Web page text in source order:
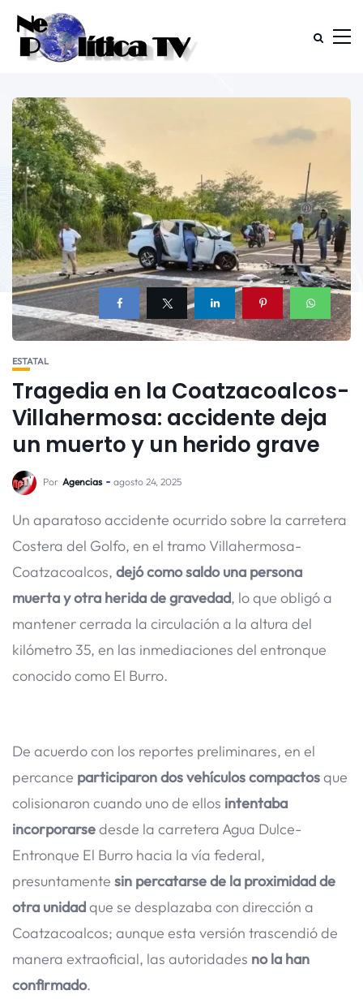
ESTATAL
Tragedia en la Coatzacoalcos-
Villahermosa: accidente deja
un muerto y un herido grave
Por Agencias agosto 24, 2025
Un aparatoso accidente ocurrido sobre la carretera
Costera del Golfo, en el tramo Villahermosa-
Coatzacoalcos, dejó como saldo una persona
muerta y otra herida de gravedad, lo que obligó a
mantener cerrada la circulación a la altura del
kilómetro 35, en las inmediaciones del entronque
conocido como El Burro.
De acuerdo con los reportes preliminares, en el
percance participaron dos vehículos compactosque
colisionaron cuando uno de ellos intentaba
incorporarsedesde la carretera Agua Dulce-
Entronque El Burro hacia la vía federal,
presuntamente sin percatarse de la proximidad de
otra unidadque se desplazaba con dirección a
Coatzacoalcos; aunque esta versión trascendió de
manera extraoficial, las autoridades no la han
confirmado.